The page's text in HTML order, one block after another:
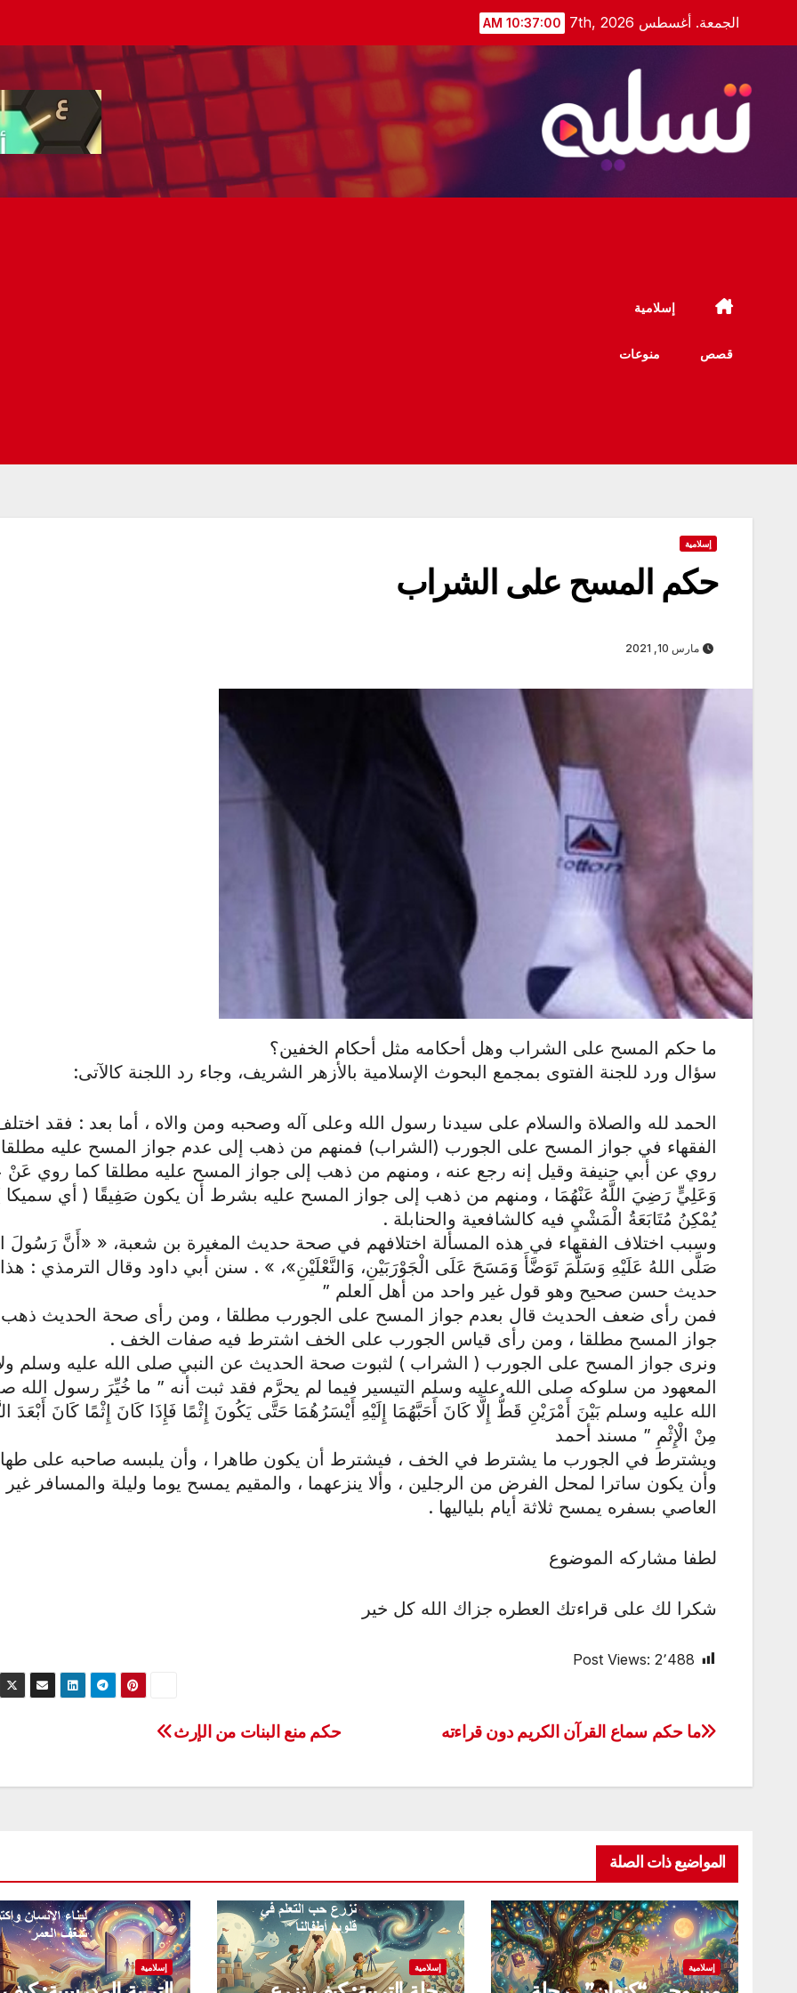
الجمعة. أغسطس 7th, 2026 10:37:01 AM
إسلامية
قصص منوعات
إسلامية
حكم المسح على الشراب
مارس 10, 2021
ما حكم المسح على الشراب وهل أحكامه مثل أحكام الخفين؟
سؤال ورد للجنة الفتوى بمجمع البحوث الإسلامية بالأزهر الشريف، وجاء رد اللجنة كالآتى:
الحمد لله والصلاة والسلام على سيدنا رسول الله وعلى آله وصحبه ومن والاه ، أما بعد : فقد
الفقهاء في جواز المسح على الجورب (الشراب) فمنهم من ذهب إلى عدم جواز المسح عليه مطلقا
روي عن أبي حنيفة وقيل إنه رجع عنه ، ومنهم من ذهب إلى جواز المسح عليه مطلقا كما روي عَنْ
وَعَلِيٍّ رَضِيَ اللَّهُ عَنْهُمَا ، ومنهم من ذهب إلى جواز المسح عليه بشرط أن يكون صَفِيقًا ( أي سميكا
يُمْكِنُ مُتَابَعَةُ الْمَشْيِ فيه كالشافعية والحنابلة .
وسبب اختلاف الفقهاء في هذه المسألة اختلافهم في صحة حديث المغيرة بن شعبة، « «أَنَّ رَسُولَ
صَلَّى اللهُ عَلَيْهِ وَسَلَّمَ تَوَضَّأَ وَمَسَحَ عَلَى الْجَوْرَبَيْنِ، وَالنَّعْلَيْنِ»، » . سنن أبي داود وقال الترمذي : هذا
حديث حسن صحيح وهو قول غير واحد من أهل العلم ”
فمن رأى ضعف الحديث قال بعدم جواز المسح على الجورب مطلقا ، ومن رأى صحة الحديث ذهب
جواز المسح مطلقا ، ومن رأى قياس الجورب على الخف اشترط فيه صفات الخف .
ونرى جواز المسح على الجورب ( الشراب ) لثبوت صحة الحديث عن النبي صلى الله عليه وسلم
المعهود من سلوكه صلى الله عليه وسلم التيسير فيما لم يحرَّم فقد ثبت أنه ” ما خُيِّرَ رسول الله
الله عليه وسلم بَيْنَ أَمْرَيْنِ قَطُّ إِلَّا كَانَ أَحَبَّهُمَا إِلَيْهِ أَيْسَرُهُمَا حَتَّى يَكُونَ إِثْمًا فَإِذَا كَانَ إِثْمًا كَانَ أَبْعَدَ
مِنْ الْإِثْمِ ” مسند أحمد
ويشترط في الجورب ما يشترط في الخف ، فيشترط أن يكون طاهرا ، وأن يلبسه صاحبه على
وأن يكون ساترا لمحل الفرض من الرجلين ، وألا ينزعهما ، والمقيم يمسح يوما وليلة والمسافر غير
العاصي بسفره يمسح ثلاثة أيام بلياليها .
لطفا مشاركه الموضوع
شكرا لك على قراءتك العطره جزاك الله كل خير
Post Views: 2٬488
تصفّح
حكم منع البنات من الإرث ما حكم سماع القرآن الكريم دون قراءته
المواضيع ذات الصلة
إسلامية إسلامية إسلامية